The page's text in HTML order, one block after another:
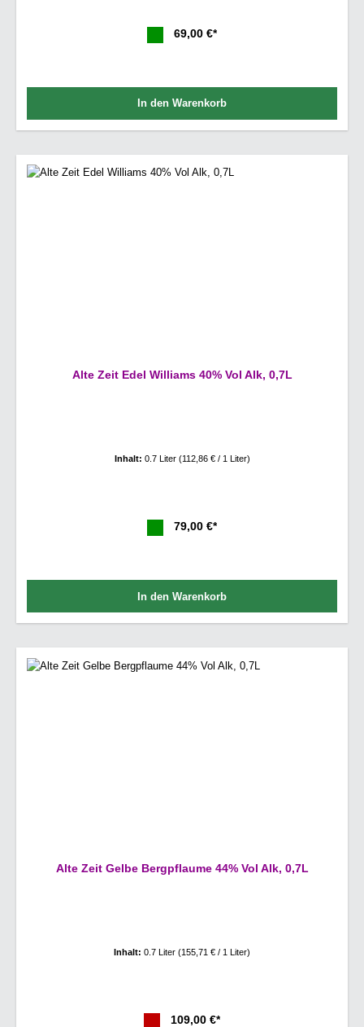
69,00 €*
In den Warenkorb
Alte Zeit Edel Williams 40% Vol Alk, 0,7L
Inhalt: 0.7 Liter (112,86 € / 1 Liter)
79,00 €*
In den Warenkorb
Alte Zeit Gelbe Bergpflaume 44% Vol Alk, 0,7L
Inhalt: 0.7 Liter (155,71 € / 1 Liter)
109,00 €*